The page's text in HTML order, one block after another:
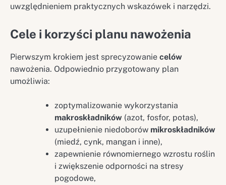
uwzględnieniem praktycznych wskazówek i narzędzi.
Cele i korzyści planu nawożenia
Pierwszym krokiem jest sprecyzowanie celów
nawożenia. Odpowiednio przygotowany plan
umożliwia:
zoptymalizowanie wykorzystania
makroskładników (azot, fosfor, potas),
uzupełnienie niedoborów mikroskładników
(miedź, cynk, mangan i inne),
zapewnienie równomiernego wzrostu roślin
i zwiększenie odporności na stresy
pogodowe,